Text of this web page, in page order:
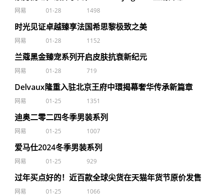
网易 01-28 1498
时光见证卓越臻享法国希思黎极致之美
网易 01-28 1152
兰蔻黑金臻宠系列开启皮肤抗衰新纪元
网易 01-28 719
Delvaux隆重入驻北京王府中環揭幕奢华传承新篇章
网易 01-25 1351
迪奥二零二四冬季男装系列
网易 01-25 1007
爱马仕2024冬季男装系列
网易 01-25 929
过年买点好的！近百款全球尖货在天猫年货节原价发售
网易 01-25 1066